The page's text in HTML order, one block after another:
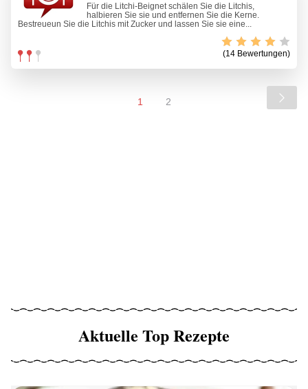
Für die Litchi-Beignet schälen Sie die Litchis,
halbieren Sie sie und entfernen Sie die Kerne.
Bestreueun Sie die Litchis mit Zucker und lassen Sie sie eine...
(14 Bewertungen)
1 2
Aktuelle Top Rezepte